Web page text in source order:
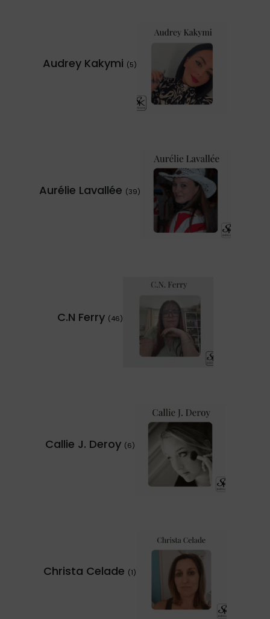
Audrey Kakymi (5)
Aurélie Lavallée (39)
C.N Ferry (46)
Callie J. Deroy (6)
Christa Celade (1)